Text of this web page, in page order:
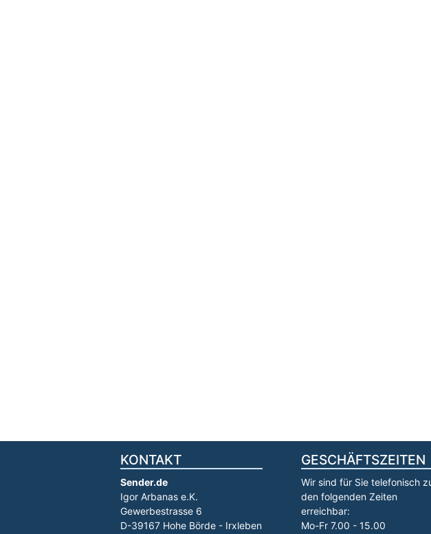
KONTAKT
Sender.de
Igor Arbanas e.K.
Gewerbestrasse 6
D-39167 Hohe Börde - Irxleben
GESCHÄFTSZEITEN
Wir sind für Sie telefonisch
den folgenden Zeiten
erreichbar:
Mo-Fr 7.00 - 15.00